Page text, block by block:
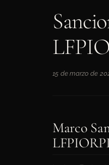
15 de marzo de
Marco